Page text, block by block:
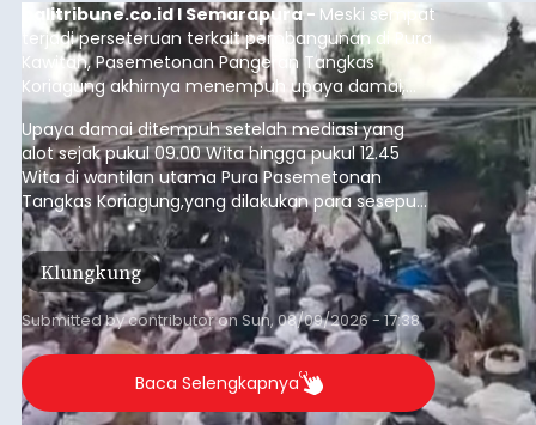
balitribune.co.id I Semarapura - Meski sempat
terjadi perseteruan terkait pembangunan di Pura
Kawitan, Pasemetonan Pangeran Tangkas
Koriagung akhirnya menempuh upaya damai,
pada Minggu (9/8/2026).
Upaya damai ditempuh setelah mediasi yang
alot sejak pukul 09.00 Wita hingga pukul 12.45
Wita di wantilan utama Pura Pasemetonan
Tangkas Koriagung,yang dilakukan para sesepuh
kedua belah pihak yang berseberangan.
Klungkung
Submitted bycontributoronSun, 08/09/2026 - 17:38
Baca Selengkapnya